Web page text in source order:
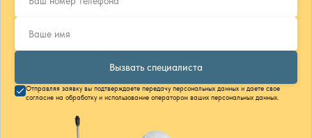
Вызвать специалиста
Отправляя заявку вы подтверждаете передачу персональных данных и даете свое
согласие на обработку и использование оператором ваших персональных данных.